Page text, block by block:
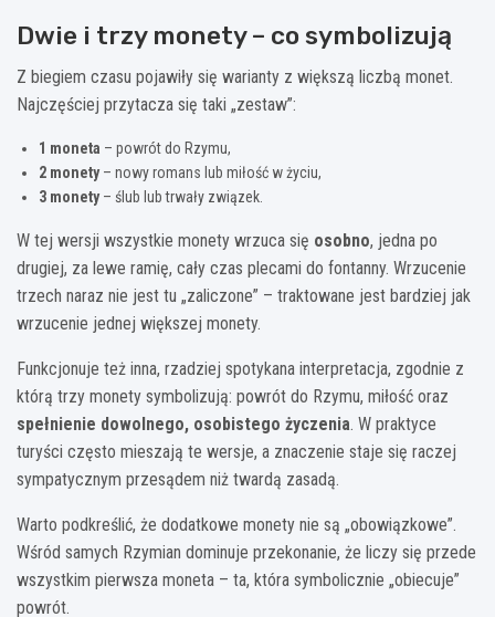
Dwie i trzy monety – co symbolizują
Z biegiem czasu pojawiły się warianty z większą liczbą monet.
Najczęściej przytacza się taki „zestaw”:
1 moneta – powrót do Rzymu,
2 monety– nowy romans lub miłość w życiu,
3 monety– ślub lub trwały związek.
W tej wersji wszystkie monety wrzuca się osobno, jedna po
drugiej, za lewe ramię, cały czas plecami do fontanny. Wrzucenie
trzech naraz nie jest tu „zaliczone” – traktowane jest bardziej jak
wrzucenie jednej większej monety.
Funkcjonuje też inna, rzadziej spotykana interpretacja, zgodnie z
którą trzy monety symbolizują: powrót do Rzymu, miłość oraz
spełnienie dowolnego, osobistego życzenia. W praktyce
turyści często mieszają te wersje, a znaczenie staje się raczej
sympatycznym przesądem niż twardą zasadą.
Warto podkreślić, że dodatkowe monety nie są „obowiązkowe”.
Wśród samych Rzymian dominuje przekonanie, że liczy się przede
wszystkim pierwsza moneta – ta, która symbolicznie „obiecuje”
powrót.